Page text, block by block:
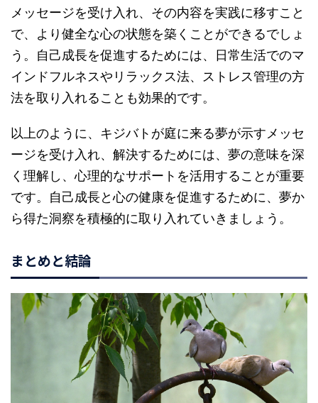
メッセージを受け入れ、その内容を実践に移すこと
で、より健全な心の状態を築くことができるでしょ
う。自己成長を促進するためには、日常生活でのマ
インドフルネスやリラックス法、ストレス管理の方
法を取り入れることも効果的です。
以上のように、キジバトが庭に来る夢が示すメッセ
ージを受け入れ、解決するためには、夢の意味を深
く理解し、心理的なサポートを活用することが重要
です。自己成長と心の健康を促進するために、夢か
ら得た洞察を積極的に取り入れていきましょう。
まとめと結論